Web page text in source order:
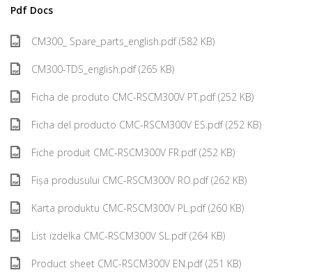
Pdf Docs
CM300_ Spare_parts_english.pdf (582 KB)
CM300-TDS_english.pdf (265 KB)
Ficha de produto CMC-RSCM300V PT.pdf (252 KB)
Ficha del producto CMC-RSCM300V ES.pdf (252 KB)
Fiche produit CMC-RSCM300V FR.pdf (252 KB)
Fișa produsului CMC-RSCM300V RO.pdf (262 KB)
Karta produktu CMC-RSCM300V PL.pdf (260 KB)
List izdelka CMC-RSCM300V SL.pdf (264 KB)
Product sheet CMC-RSCM300V EN.pdf (251 KB)